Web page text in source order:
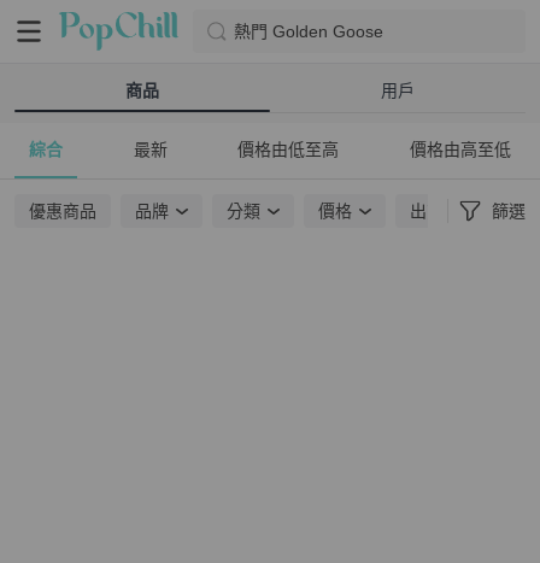
熱門 Golden Goose
商品 用戶
綜合 最新 價格由低至高 價格由高至低
優惠商品 品牌 分類 價格 出貨地點 篩選